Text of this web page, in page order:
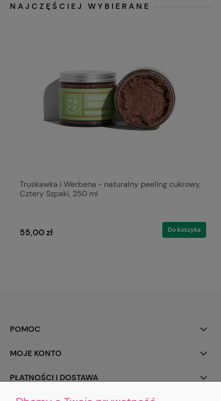
NAJCZĘŚCIEJ WYBIERANE
Truskawka i Werbena - naturalny peeling cukrowy,
Cztery Szpaki, 250 ml
55,00 zł Do koszyka
POMOC
MOJE KONTO
PŁATNOŚCI I DOSTAWA